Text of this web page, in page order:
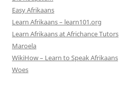
Easy Afrikaans
Learn Afrikaans – learn101.org
Learn Afrikaans at Africhance Tutors
Maroela
WikiHow – Learn to Speak Afrikaans
Woes